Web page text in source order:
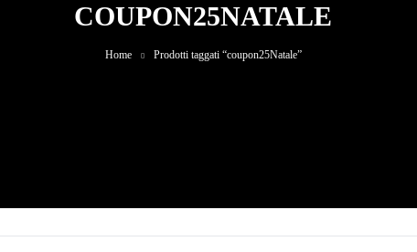
COUPON25NATALE
Home Prodotti taggati “coupon25Natale”